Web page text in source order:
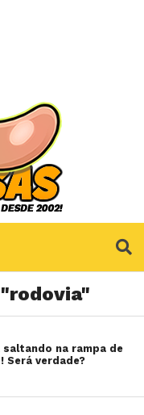
na rampa de
Será verdade?